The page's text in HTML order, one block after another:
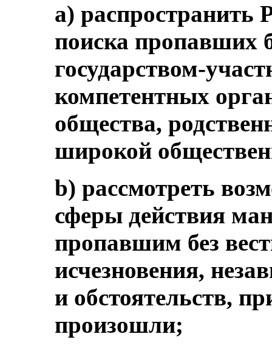
a)
поиска пропавших
государством-
компетентных
общества,
широкой
b) рассмотреть
сферы действия
пропавшим без
исчезновения,
и обстоятельств,
произошли;